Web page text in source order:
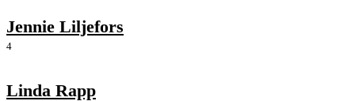
Jennie Liljefors
4
Linda Rapp